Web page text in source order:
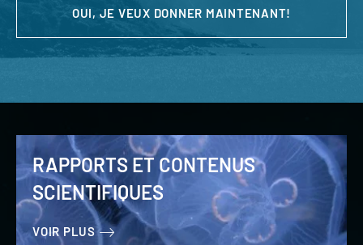
OUI, JE VEUX DONNER MAINTENANT!
RAPPORTS ET CONTENUS
SCIENTIFIQUES
VOIR PLUS